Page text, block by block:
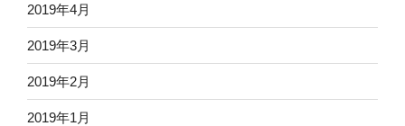
2019年4月
2019年3月
2019年2月
2019年1月